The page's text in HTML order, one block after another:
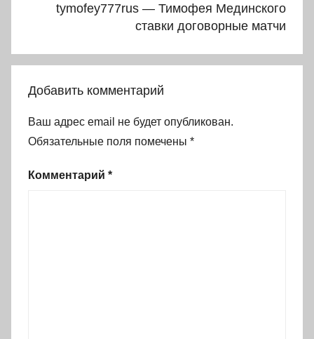
tymofey777rus — Тимофея Мединского
ставки договорные матчи
Добавить комментарий
Ваш адрес email не будет опубликован.
Обязательные поля помечены *
Комментарий *